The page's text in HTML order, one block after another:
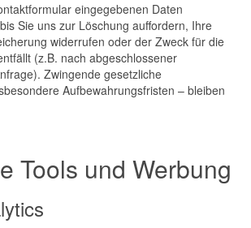
eingegebenen Daten
Sie uns zur Löschung auffordern, Ihre
widerrufen oder der Zweck für die
(z.B. nach abgeschlossener
Zwingende gesetzliche
Aufbewahrungsfristen – bleiben
Tools und Werbung